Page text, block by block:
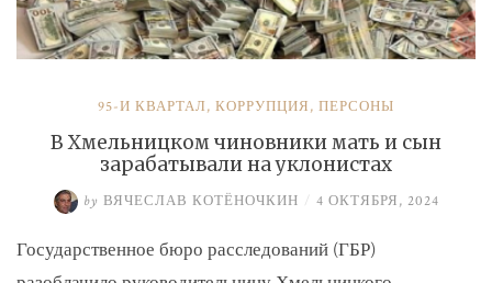
95-Й КВАРТАЛ, КОРРУПЦИЯ, ПЕРСОНЫ
В Хмельницком чиновники мать и сын
зарабатывали на уклонистах
by ВЯЧЕСЛАВ КОТЁНОЧКИН / 4 ОКТЯБРЯ, 2024
Государственное бюро расследований (ГБР)